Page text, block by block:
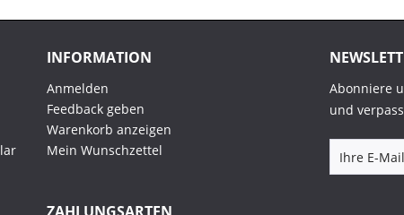
INFORMATION
Anmelden
Feedback geben
Warenkorb anzeigen
Mein Wunschzettel
Abonniere
und